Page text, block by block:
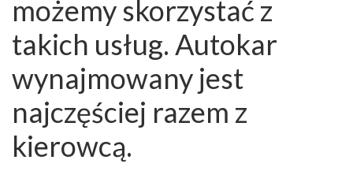
możemy skorzystać z
takich usług. Autokar
wynajmowany jest
najczęściej razem z
kierowcą.